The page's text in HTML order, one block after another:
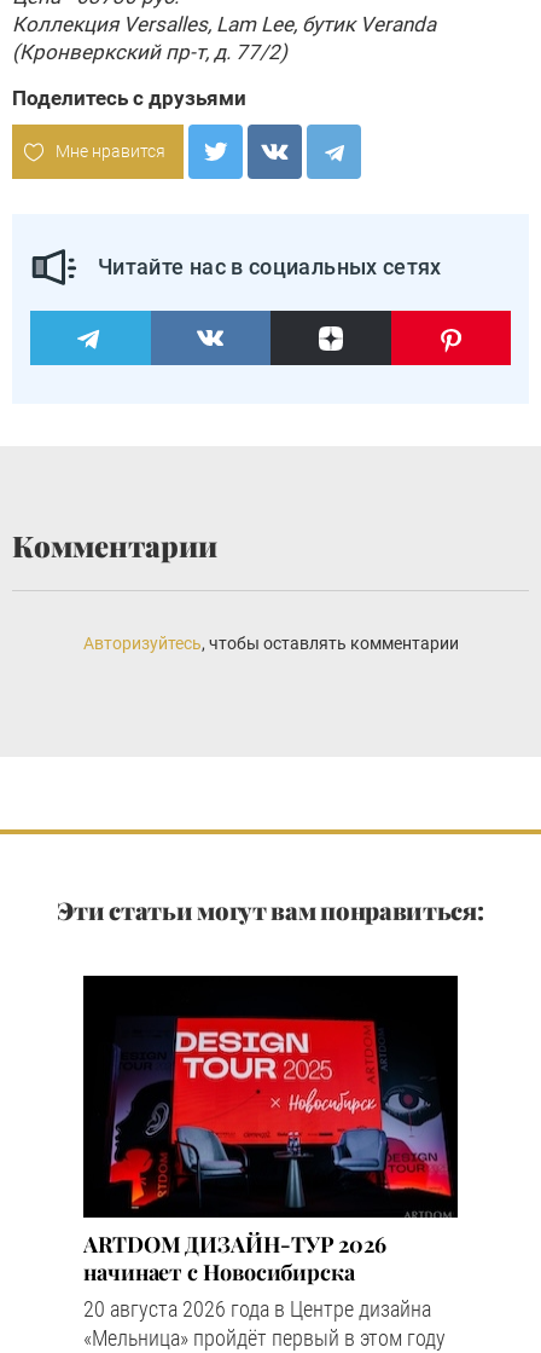
Коллекция Versalles, Lam Lee, бутик Veranda
(Кронверкский пр-т, д. 77/2)
Поделитесь с друзьями
Мне нравится
Читайте нас в социальных сетях
Комментарии
Авторизуйтесь, чтобы оставлять комментарии
Эти статьи могут вам понравиться:
ARTDOM ДИЗАЙН-ТУР 2026
начинает с Новосибирска
20 августа 2026 года в Центре дизайна
«Мельница» пройдёт первый в этом году